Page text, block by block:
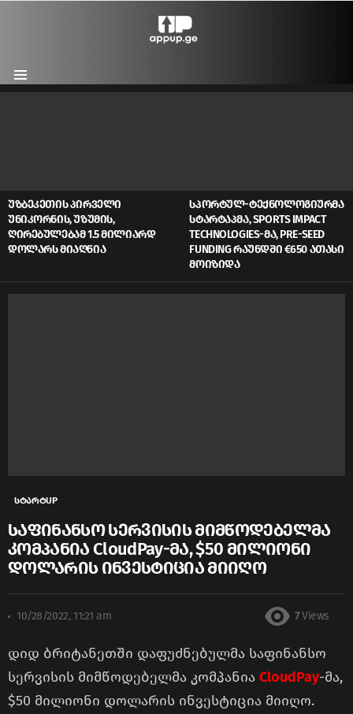
Menu
ᲣᲖᲑᲔᲙᲔᲗᲘᲡ ᲞᲘᲠᲕᲔᲚᲘ
ᲣᲜᲘᲙᲝᲠᲜᲘᲡ, ᲣᲖᲣᲛᲘᲡ,
ᲦᲘᲠᲔᲑᲣᲚᲔᲑᲐᲛ 1.5 ᲛᲘᲚᲘᲐᲠᲓ
ᲓᲝᲚᲐᲠᲡ ᲛᲘᲐᲦᲬᲘᲐ
ᲡᲞᲝᲠᲢᲣᲚ-ᲢᲔᲥᲜᲝᲚᲝᲒᲘᲣᲠᲛᲐ
ᲡᲢᲐᲠᲢᲐᲞᲛᲐ, SPORTS IMPACT
TECHNOLOGIES-ᲛᲐ, PRE-SEED
FUNDING ᲠᲐᲣᲜᲓᲨᲘ €650 ᲐᲗᲐᲡᲘ
ᲛᲝᲘᲖᲘᲓᲐ
სტარტUP
საფინანსო სერვისის მიმწოდებელმა
კომპანია CloudPay-მა, $50 მილიონი
დოლარის ინვესტიცია მიიღო
10/28/2022, 11:21 am 7 Views
დიდ ბრიტანეთში დაფუძნებულმა საფინანსო
სერვისის მიმწოდებელმა კომპანია CloudPay-მა,
$50 მილიონი დოლარის ინვესტიცია მიიღო.